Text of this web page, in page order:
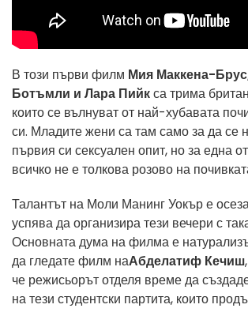
В този първи филм Мия Маккена-
Ботъмли и Лара Пийкса трима
които се вълнуват от най-хубавата
си. Младите жени са там само за да се
първия си сексуален опит, но за една
всичко не е толкова розово на
Талантът на Моли Манинг Уокър е
успява да организира тези вечери с
Основната дума на филма е
да гледате филм наАбделатиф Кечиш
че режисьорът отделя време да
на тези студентски партита, които